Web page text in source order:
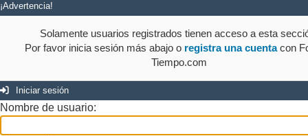
¡Advertencia!
Solamente usuarios registrados tienen acceso a esta
Por favor inicia sesión más abajo o registra una cuentacon
Tiempo.com
Iniciar sesión
Nombre de usuario: